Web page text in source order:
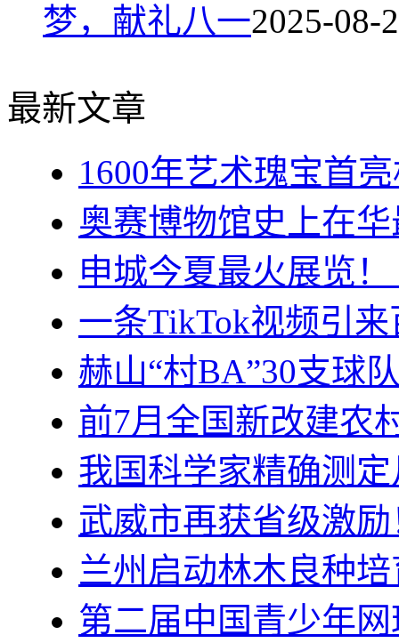
梦，献礼八一2025-08-
最新文章
1600年艺术瑰宝首
奥赛博物馆史上在
申城今夏最火展览
一条TikTok视频引
赫山“村BA”30支球
前7月全国新改建农
我国科学家精确测
武威市再获省级激
兰州启动林木良种
第二届中国青少年